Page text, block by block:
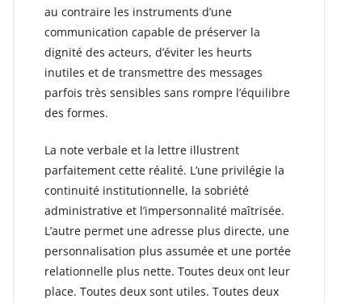
au contraire les instruments d’une
communication capable de préserver la
dignité des acteurs, d’éviter les heurts
inutiles et de transmettre des messages
parfois très sensibles sans rompre l’équilibre
des formes.
La note verbale et la lettre illustrent
parfaitement cette réalité. L’une privilégie la
continuité institutionnelle, la sobriété
administrative et l’impersonnalité maîtrisée.
L’autre permet une adresse plus directe, une
personnalisation plus assumée et une portée
relationnelle plus nette. Toutes deux ont leur
place. Toutes deux sont utiles. Toutes deux